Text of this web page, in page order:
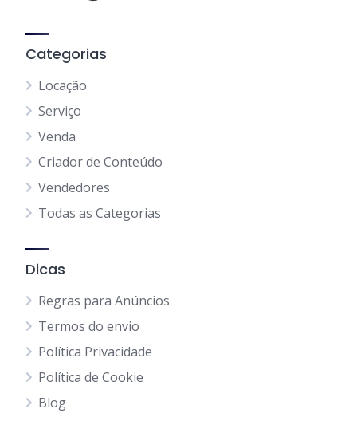
Categorias
Locação
Serviço
Venda
Criador de Conteúdo
Vendedores
Todas as Categorias
Dicas
Regras para Anúncios
Termos do envio
Política Privacidade
Política de Cookie
Blog